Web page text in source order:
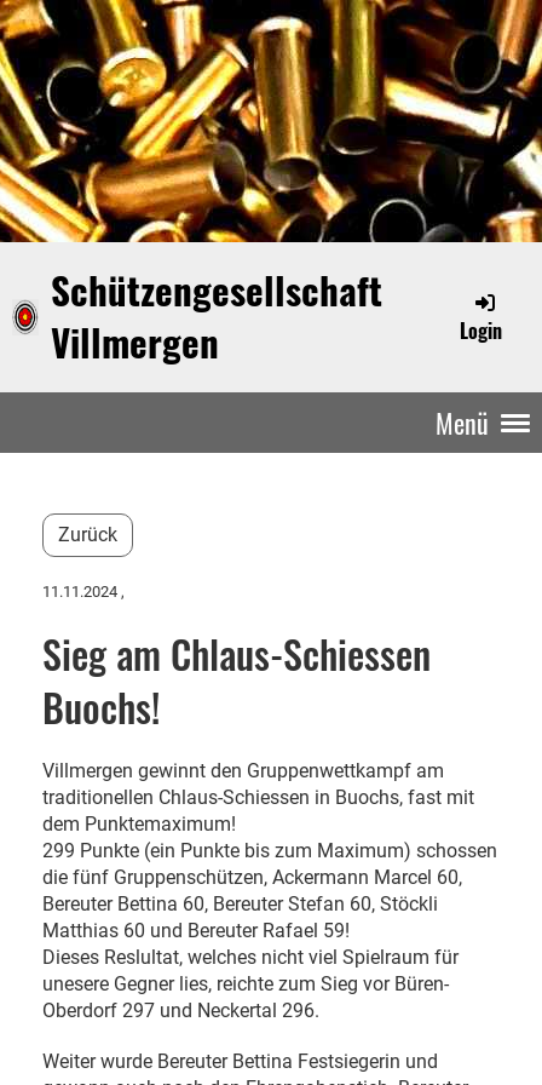
Schützengesellschaft
Villmergen
Login
Menü
Zurück
11.11.2024 ,
Sieg am Chlaus-Schiessen
Buochs!
Villmergen gewinnt den Gruppenwettkampf am
traditionellen Chlaus-Schiessen in Buochs, fast mit
dem Punktemaximum!
299 Punkte (ein Punkte bis zum Maximum) schossen
die fünf Gruppenschützen, Ackermann Marcel 60,
Bereuter Bettina 60, Bereuter Stefan 60, Stöckli
Matthias 60 und Bereuter Rafael 59!
Dieses Reslultat, welches nicht viel Spielraum für
unesere Gegner lies, reichte zum Sieg vor Büren-
Oberdorf 297 und Neckertal 296.
Weiter wurde Bereuter Bettina Festsiegerin und